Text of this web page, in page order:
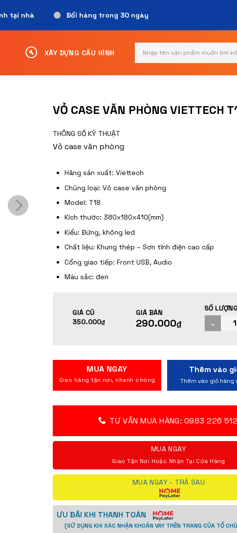
tại nhà Đổi hàng trong 30 ngày
XÂY DỰNG CẤU HÌNH
VỎ CASE VĂN PHÒNG VIETTECH
THÔNG SỐ KỸ THUẬT
Vỏ case văn phòng
Hãng sản xuất: Viettech
Chủng loại: Vỏ case văn phòng
Model: T18
Kích thước: 380x180x410(mm)
Kiểu: Đứng, không led
Chất liệu: Khung thép – Sơn tĩnh điện cao cấp
Cổng giao tiếp: Front USB, Audio
Màu sắc: đen
350.000₫ 290.000₫
MUA NGAY
TƯ VẤN MUA HÀNG: 0983 226 512
MUA NGAY
Giao Tận Nơi Hoặc Nhận Tại Cửa Hàng
MUA NGAY - TRẢ SAU
ƯU ĐÃI KHI THANH TOÁN
(SỬ DỤNG KHI XÁC NHẬN KHOẢN VAY TRÊN TRANG CỦA TỔ